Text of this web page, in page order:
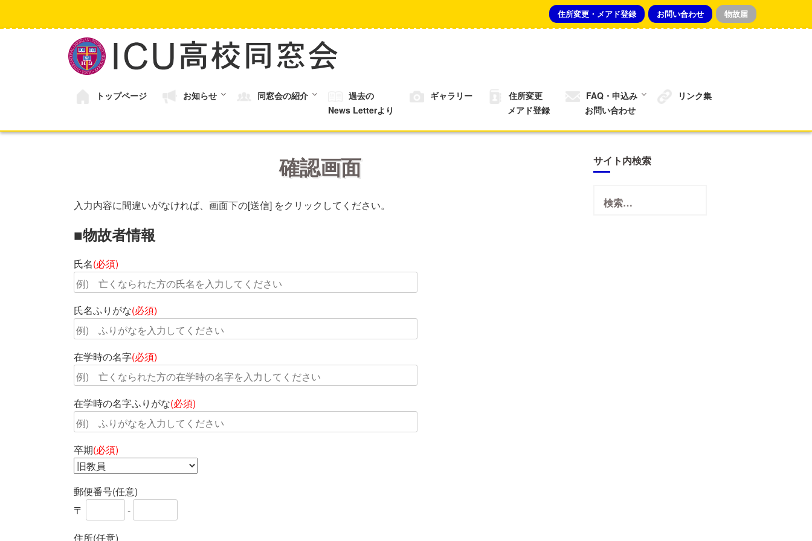
テ
住所変更・メアド登録 お問い合わせ 物故届
トップページ お知らせ 同窓会の紹介
過去の
News Letterより
ギャラリー
住所変更
メアド登録
FAQ・申込み
お問い合わせ
リンク集
確認画面
入力内容に間違いがなければ、画面下の[送信] をクリックしてください。
■物故者情報
氏名(必須)
氏名ふりがな(必須)
在学時の名字(必須)
在学時の名字ふりがな(必須)
卒期(必須)
郵便番号(任意)
〒
-
住所(任意)
サイト内検索
索: